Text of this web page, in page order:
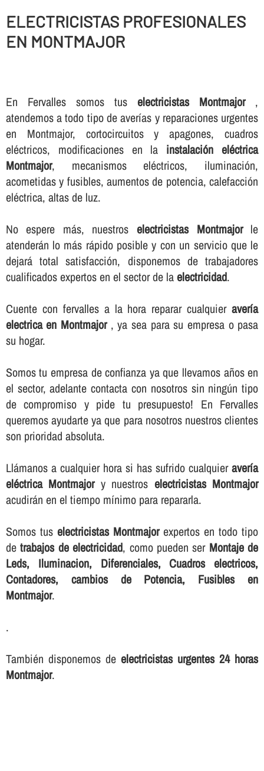
ELECTRICISTAS PROFESIONALES
EN MONTMAJOR
En Fervalles somos tuselectricistas Montmajor,
atendemos a todo tipo de averí­as y reparaciones urgentes
en Montmajor, cortocircuitos y apagones, cuadros
eléctricos, modificaciones en la instalación eléctrica
Montmajor, mecanismos eléctricos, iluminación,
acometidas y fusibles, aumentos de potencia, calefacción
eléctrica, altas de luz.
No espere más, nuestroselectricistas Montmajorle
atenderán lo más rápido posible y con un servicio que le
dejará total satisfacción, disponemos de trabajadores
cualificados expertos en el sector de laelectricidad.
Cuente con fervalles a la hora reparar cualquieraverí­a
electrica en Montmajor, ya sea para su empresa o pasa
su hogar.
Somos tu empresa de confianza ya que llevamos años en
el sector, adelante contacta con nosotros sin ningún tipo
de compromiso y pide tu presupuesto! En Fervalles
queremos ayudarte ya que para nosotros nuestros clientes
son prioridad absoluta.
Llámanos a cualquier hora si has sufrido cualquieraverí­a
eléctrica Montmajory nuestros electricistas Montmajor
acudirán en el tiempo mí­nimo para repararla.
Somos tus electricistas Montmajorexpertos en todo tipo
detrabajos de electricidad, como pueden ser Montaje de
Leds, Iluminacion, Diferenciales, Cuadros electricos,
Contadores, cambios de Potencia, Fusibles en
Montmajor.
.
También disponemos de electricistas urgentes 24 horas
Montmajor.